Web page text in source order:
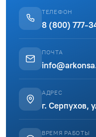
ТЕЛЕФОН
8 (800) 777-
ПОЧТА
АДРЕС
г. Серпухов,
ВРЕМЯ РАБОТЫ